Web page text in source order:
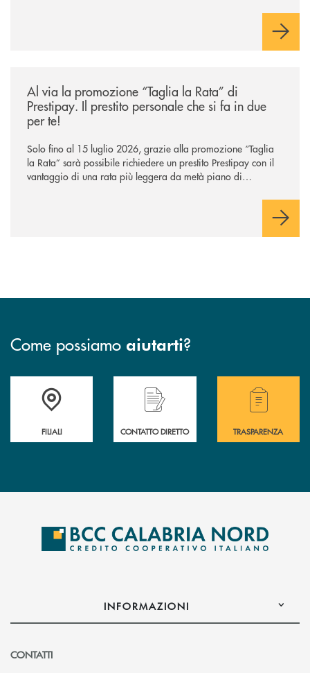
Al via la promozione “Taglia la Rata” di
Prestipay. Il prestito personale che si fa in due
per te!
Solo fino al 15 luglio 2026, grazie alla promozione “Taglia
la Rata” sarà possibile richiedere un prestito Prestipay con il
vantaggio di una rata più leggera da metà piano di
Come possiamo aiutarti?
Trova la filiale più vicina a te
FILIALI
Hai bisogno di assistenza immediata ?
CONTATTO DIRETTO
Hai bisogno di
TRASPARENZA
INFORMAZIONI
CONTATTI